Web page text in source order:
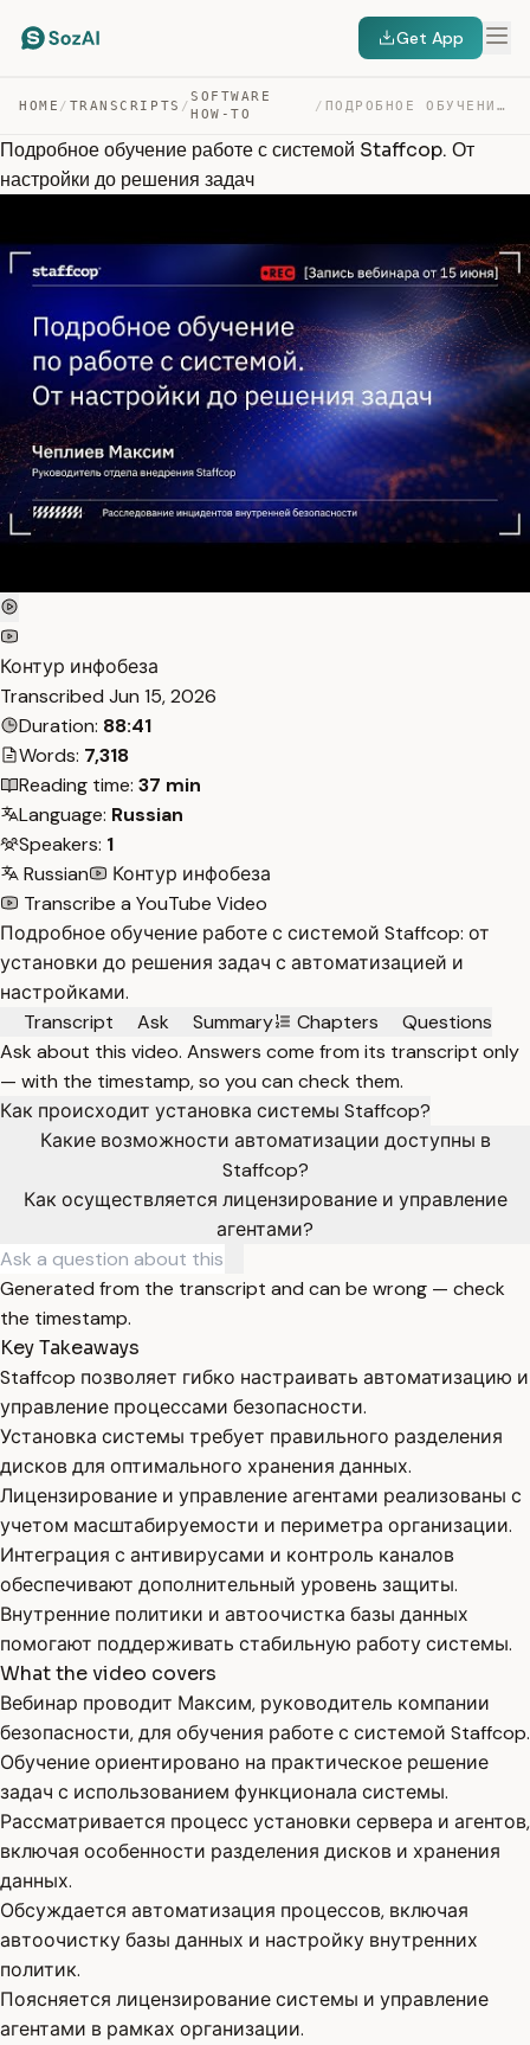
Get App
HOME / TRANSCRIPTS /
SOFTWARE
HOW-TO
/ ПОДРОБНОЕ ОБУЧЕНИЕ РАБОТЕ С СИСТЕМОЙ STAFFCOP. ОТ НАСТР… — TRANSCRIPT
Подробное обучение работе с системой Staffcop. От
настройки до решения задач
Контур инфобеза
Transcribed Jun 15, 2026
Duration: 88:41
Words: 7,318
Reading time: 37 min
Language: Russian
Speakers: 1
Russian
Контур инфобеза
Transcribe a YouTube Video
Подробное обучение работе с системой Staffcop: от
установки до решения задач с автоматизацией и
настройками.
Transcript
Ask Summary Chapters
Questions
Ask about this video. Answers come from its transcript only
— with the timestamp, so you can check them.
Как происходит установка системы Staffcop?
Какие возможности автоматизации доступны в
Staffcop?
Как осуществляется лицензирование и управление
агентами?
Generated from the transcript and can be wrong — check
the timestamp.
Key Takeaways
Staffcop позволяет гибко настраивать автоматизацию и
управление процессами безопасности.
Установка системы требует правильного разделения
дисков для оптимального хранения данных.
Лицензирование и управление агентами реализованы с
учетом масштабируемости и периметра организации.
Интеграция с антивирусами и контроль каналов
обеспечивают дополнительный уровень защиты.
Внутренние политики и автоочистка базы данных
помогают поддерживать стабильную работу системы.
What the video covers
Вебинар проводит Максим, руководитель компании
безопасности, для обучения работе с системой Staffcop.
Обучение ориентировано на практическое решение
задач с использованием функционала системы.
Рассматривается процесс установки сервера и агентов,
включая особенности разделения дисков и хранения
данных.
Обсуждается автоматизация процессов, включая
автоочистку базы данных и настройку внутренних
политик.
Поясняется лицензирование системы и управление
агентами в рамках организации.